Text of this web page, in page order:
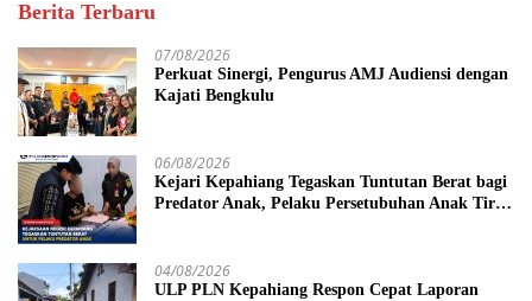
Berita Terbaru
07/08/2026
Perkuat Sinergi, Pengurus AMJ Audiensi dengan
Kajati Bengkulu
06/08/2026
Kejari Kepahiang Tegaskan Tuntutan Berat bagi
Predator Anak, Pelaku Persetubuhan Anak Tiri
04/08/2026
ULP PLN Kepahiang Respon Cepat Laporan